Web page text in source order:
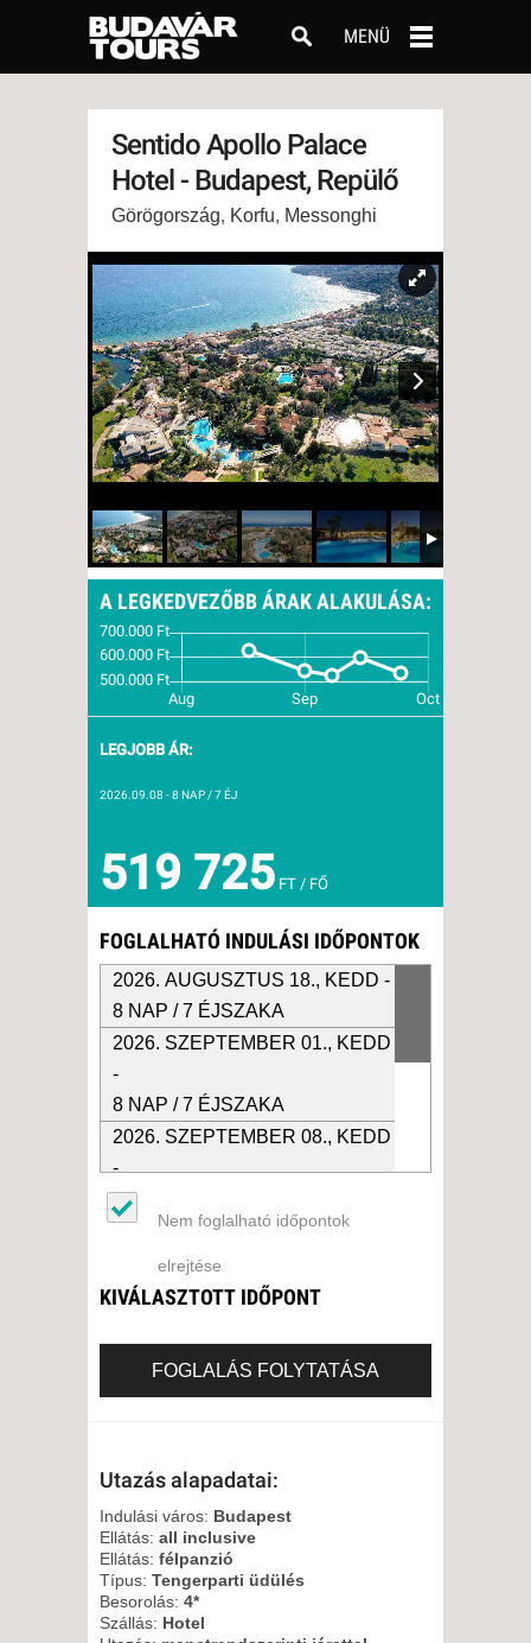
MENÜ
Sentido Apollo Palace
Hotel - Budapest, Repülő
Görögország, Korfu, Messonghi
A LEGKEDVEZŐBB ÁRAK ALAKULÁSA:
LEGJOBB ÁR:
2026.09.08 - 8 NAP / 7 ÉJ
519 725 FT / FŐ
FOGLALHATÓ INDULÁSI IDŐPONTOK
2026. AUGUSZTUS 18., KEDD -
8 NAP / 7 ÉJSZAKA
2026. SZEPTEMBER 01., KEDD
-
8 NAP / 7 ÉJSZAKA
2026. SZEPTEMBER 08., KEDD
-
8 NAP / 7 ÉJSZAKA
2026. SZEPTEMBER 15., KEDD
8 NAP / 7 ÉJSZAKA
Nem foglalható időpontok
elrejtése
KIVÁLASZTOTT IDŐPONT
FOGLALÁS FOLYTATÁSA
Utazás alapadatai:
Indulási város: Budapest
Ellátás: all inclusive
Ellátás: félpanzió
Típus: Tengerparti üdülés
Besorolás: 4*
Szállás: Hotel